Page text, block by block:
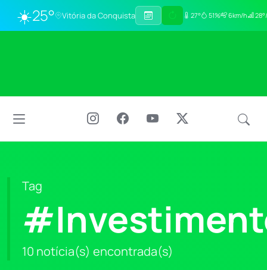
☀️25° Vitória da Conquista 27° 51% 6km/h
Tag
10 notícia(s) encontrada(s)